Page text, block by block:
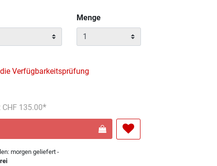
Menge
Verfügbarkeitsprüfung
reduziert von
CHF 135.00
An
morgen geliefert -